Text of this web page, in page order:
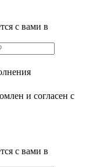
с вами в
и согласен с
с вами в